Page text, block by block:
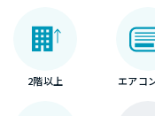
2階以上 エアコ